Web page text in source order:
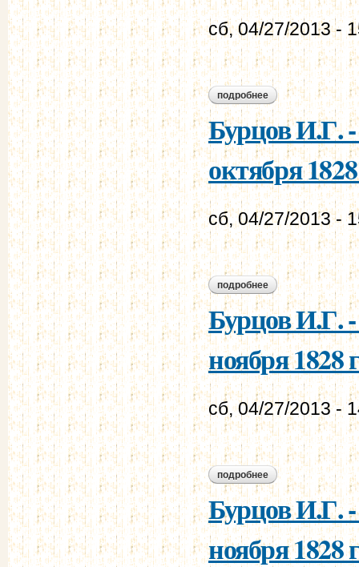
сб, 04/27/2013 -
подробнее о бурцов и.г. -
Бурцов И.Г.
октября
сб, 04/27/2013 -
подробнее о бурцов и.г. -
Бурцов И.Г.
ноября 1828
сб, 04/27/2013 -
подробнее о бурцов и.г. -
Бурцов И.Г.
ноября 1828